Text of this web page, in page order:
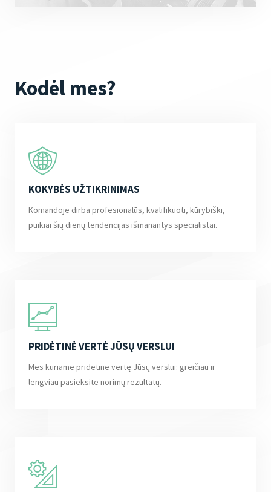
Kodėl mes?
KOKYBĖS UŽTIKRINIMAS
Komandoje dirba profesionalūs, kvalifikuoti, kūrybiški,
puikiai šių dienų tendencijas išmanantys specialistai.
PRIDĖTINĖ VERTĖ JŪSŲ VERSLUI
Mes kuriame pridėtinė vertę Jūsų verslui: greičiau ir
lengviau pasieksite norimų rezultatų.